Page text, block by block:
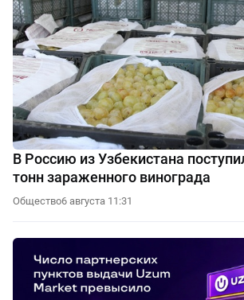
В Россию из Узбекистана
тонн зараженного винограда
Общество6 августа 11:31